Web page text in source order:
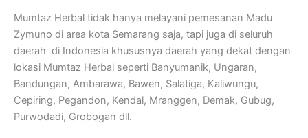
Mumtaz Herbal tidak hanya melayani pemesanan Madu
Zymuno di area kota Semarang saja, tapi juga di seluruh
daerah di Indonesia khususnya daerah yang dekat dengan
lokasi Mumtaz Herbal seperti Banyumanik, Ungaran,
Bandungan, Ambarawa, Bawen, Salatiga, Kaliwungu,
Cepiring, Pegandon, Kendal, Mranggen, Demak, Gubug,
Purwodadi, Grobogan dll.